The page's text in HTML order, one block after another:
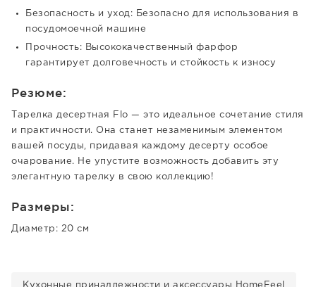
Безопасность и уход: Безопасно для использования в
посудомоечной машине
Прочность: Высококачественный фарфор
гарантирует долговечность и стойкость к износу
Резюме:
Тарелка десертная Flo — это идеальное сочетание стиля
и практичности. Она станет незаменимым элементом
вашей посуды, придавая каждому десерту особое
очарование. Не упустите возможность добавить эту
элегантную тарелку в свою коллекцию!
Размеры:
Диаметр: 20 см
Кухонные принадлежности и аксессуары HomeFeel